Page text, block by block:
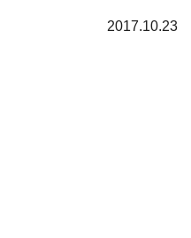
2017.10.23